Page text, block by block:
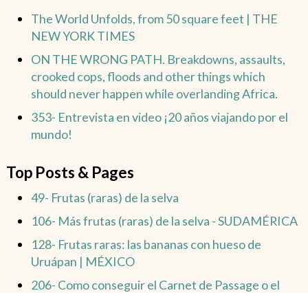
The World Unfolds, from 50 square feet | THE
NEW YORK TIMES
ON THE WRONG PATH. Breakdowns, assaults,
crooked cops, floods and other things which
should never happen while overlanding Africa.
353- Entrevista en video ¡20 años viajando por el
mundo!
Top Posts & Pages
49- Frutas (raras) de la selva
106- Más frutas (raras) de la selva - SUDAMÉRICA
128- Frutas raras: las bananas con hueso de
Uruápan | MÉXICO
206- Como conseguir el Carnet de Passage o el